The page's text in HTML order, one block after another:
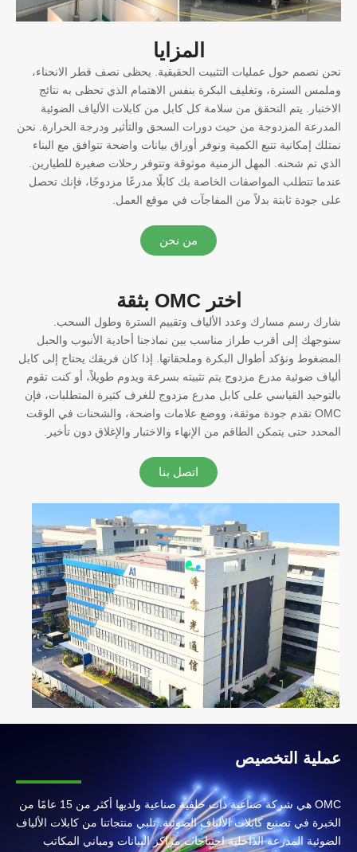
المزايا
نحن نصمم حول عمليات التثبيت الحقيقية. يحظى نصف قطر الانحناء،
وملمس السترة، وتغليف البكرة بنفس الاهتمام الذي تحظى به نتائج
الاختبار. يتم التحقق من سلامة كل كابل من كابلات الألياف الضوئية
المدرعة المزدوجة من حيث دورات السحق والتأثير ودرجة الحرارة. نحن
نمتلك إمكانية تتبع الكمية ونوفر أوراق بيانات واضحة تتوافق مع البناء
الذي تم شحنه. المهل الزمنية موثوقة وتتوفر رحلات صغيرة للطيارين.
عندما تتطلب المواصفات الخاصة بك كابلًا مدرعًا مزدوجًا، فإنك تحصل
على جودة ثابتة بدلاً من المفاجآت في موقع العمل.
من نحن
اختر OMC بثقة
شارك رسم مسارك وعدد الألياف وتقييم السترة وطول السحب.
سنوجهك إلى أقرب طراز مناسب بين نماذجنا أحادية الأنبوب والحبل
المضغوط ونؤكد أطوال البكرة وملحقاتها. إذا كان فريقك يحتاج إلى كابل
ألياف ضوئية مدرع مزدوج يتم تثبيته بسرعة ويدوم طويلاً، أو كنت تقوم
بالتوحيد القياسي على كابل مدرع مزدوج للغرف كثيرة المتطلبات، فإن
OMC تقدم جودة موثقة، ووضع علامات واضحة، والشحنات في الوقت
المحدد حتى يتمكن الطاقم من الإنهاء والاختبار والإغلاق دون تأخير.
اتصل بنا
عملية التخصيص
OMC هي شركة صناعية ذات خلفية صناعية ولديها أكثر من 15 عامًا من
الخبرة في تصنيع كابلات الألياف الضوئية. تلبي منتجاتنا من كابلات الألياف
الضوئية المدرعة الداخلية احتياجات مراكز البيانات ومباني المكاتب